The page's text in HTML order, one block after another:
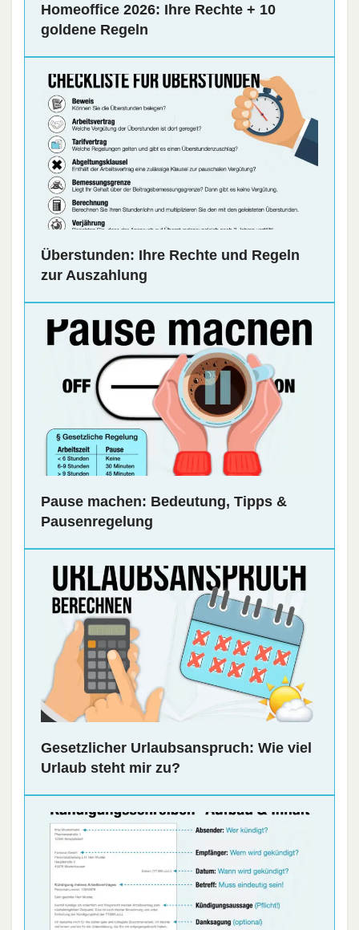
Homeoffice 2026: Ihre Rechte + 10
goldene Regeln
Überstunden: Ihre Rechte und Regeln
zur Auszahlung
Pause machen: Bedeutung, Tipps &
Pausenregelung
Gesetzlicher Urlaubsanspruch: Wie viel
Urlaub steht mir zu?